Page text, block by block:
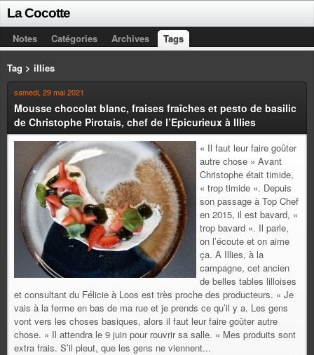
La Cocotte
Notes Catégories Archives Tags
Tag > illies
samedi, 29 mai 2021
Mousse chocolat blanc, fraises fraîches et pesto de basilic
de Christophe Pirotais, chef de l’Epicurieux à Illies
« Il faut leur faire goûter
autre chose » Avant
Christophe était timide,
« trop timide ». Depuis
son passage à Top Chef
en 2015, il est bavard, «
trop bavard ». Il parle,
on l’écoute et on aime
ça. A Illies, à la
campagne, cet ancien
de belles tables lilloises
et consultant du Félicie à Loos est très proche des producteurs. « Je
vais à la ferme en bas de ma rue et je prends ce qu’il y a. Les gens
vont vers les choses basiques, alors il faut leur faire goûter autre
chose. » Il attendra le 9 juin pour rouvrir sa salle. « Mes produits sont
extra frais. S’il pleut, que les gens ne viennent...